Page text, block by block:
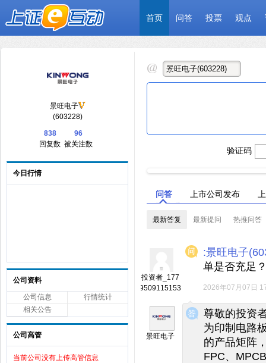
首页 问答 投票 观点
景旺电子
(603228)
838
回复数
96
被关注数
今日行情
公司资料
公司信息
行情统计
相关公告
公司高管
当前公司没有上传高管信息
验证码
问答 上市公司发布
最新答复 最新提问 热推问答
投资者_177
9509115153
:景旺电子
单是否充足
2026年07月07日
◆
◆
景旺电子
尊敬的投资
为印制电路
的产品矩阵
FPC、